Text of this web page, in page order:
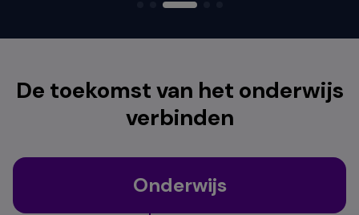
De toekomst van het onderwijs
verbinden
Onderwijs